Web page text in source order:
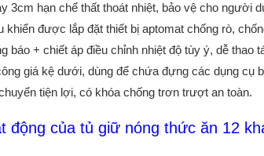
3cm hạn chế thất thoát nhiệt, bảo vệ cho người
khiển được lắp đặt thiết bị aptomat chống rò,
báo + chiết áp điều chỉnh nhiệt độ tùy ý, dễ thao
giá kệ dưới, dùng để chứa đựng các dụng cụ
tiện lợi, có khóa chống trơn trượt an toàn.
động của tủ giữ nóng thức ăn 12